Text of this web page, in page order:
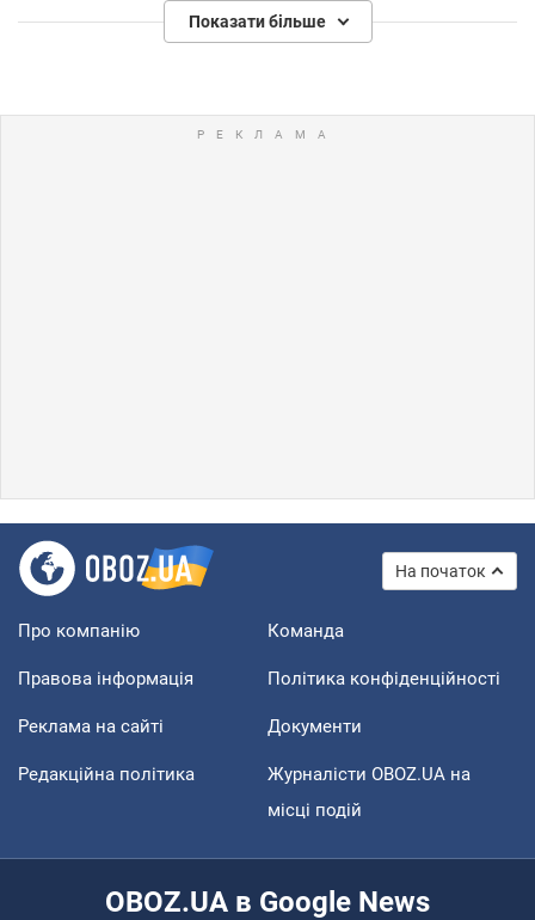
Показати більше
На початок
Про компанію Команда
Правова інформація Політика конфіденційності
Реклама на сайті Документи
Редакційна політика
Журналісти OBOZ.UA на
місці подій
OBOZ.UA в Google News